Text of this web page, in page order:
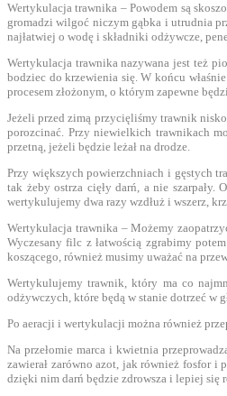
Wertykulacja trawnika – Powodem są
gromadzi wilgoć niczym gąbka i utrudnia
najłatwiej o wodę i składniki odżywcze,
Wertykulacja trawnika nazywana jest też
bodziec do krzewienia się. W końcu
procesem złożonym, o którym zapewne
Jeżeli przed zimą przycięliśmy trawnik
porozcinać. Przy niewielkich trawnikach
przetną, jeżeli będzie leżał na drodze.
Przy większych powierzchniach i gęstych
tak żeby ostrza cięły darń, a nie
wertykulujemy dwa razy wzdłuż i wszerz,
Wertykulacja trawnika – Możemy
Wyczesany filc z łatwością zgrabimy
koszącego, również musimy uważać na
Wertykulujemy trawnik, który ma co
odżywczych, które będą w stanie dotrzeć w
Po aeracji i wertykulacji można również
Na przełomie marca i kwietnia
zawierał zarówno azot, jak również fosfor
dzięki nim darń będzie zdrowsza i lepiej się